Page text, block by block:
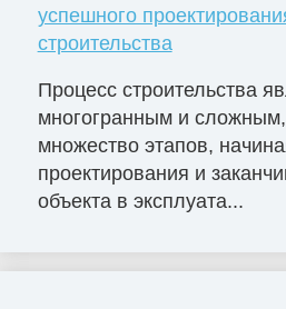
успешного
строительства
Процесс строительства
многогранным и
множество этапов,
проектирования и
объекта в эксплуата...